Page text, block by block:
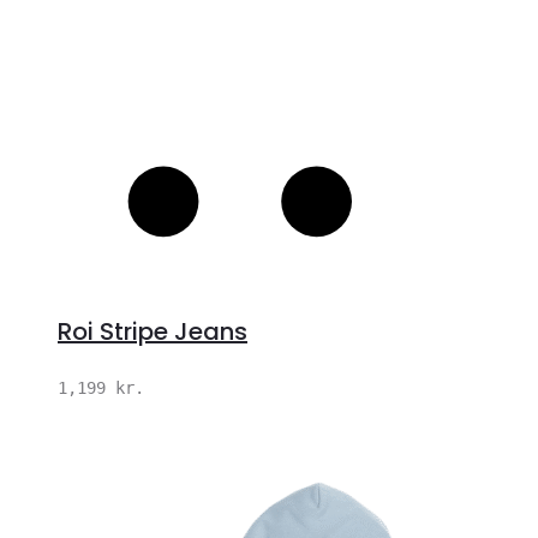
Roi Stripe Jeans
1,199 kr.